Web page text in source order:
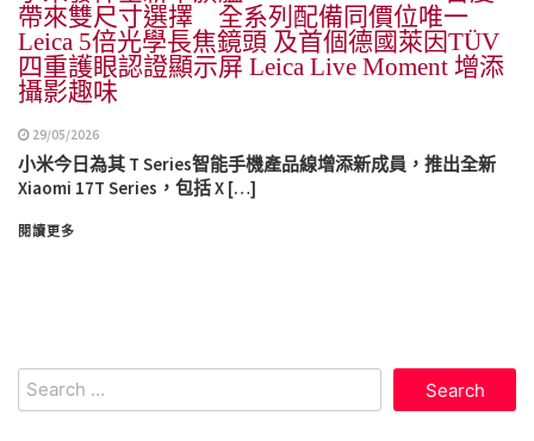
帶來雙尺寸選擇 全系列配備同價位唯一
Leica 5倍光學長焦鏡頭 及首個德國萊因TÜV
四重護眼認證顯示屏 Leica Live Moment 增添
攝影趣味
29/05/2026
小米今日為其 T Series智能手機產品線增添新成員，推出全新
Xiaomi 17T Series，包括 X […]
閱讀更多
Search
for: